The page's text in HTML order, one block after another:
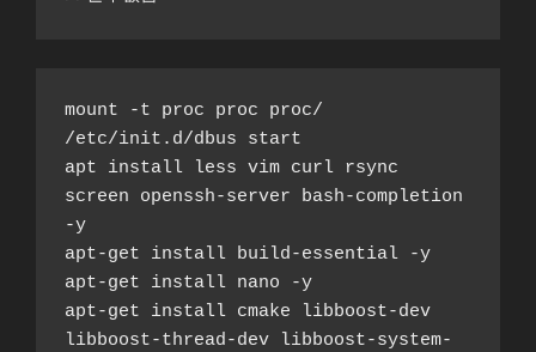
mount -t proc proc proc/
/etc/init.d/dbus start
apt install less vim curl rsync
screen openssh-server bash-completion
-y
apt-get install build-essential -y
apt-get install nano -y
apt-get install cmake libboost-dev
libboost-thread-dev libboost-system-